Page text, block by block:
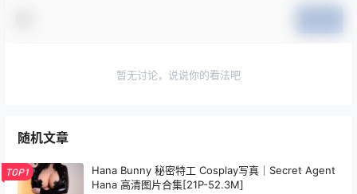
暂无讨论，说说你的看法吧
随机文章
TOP1
Hana Bunny 秘密特工 Cosplay写真｜Secret Agent
Hana 高清图片合集[21P-52.3M]